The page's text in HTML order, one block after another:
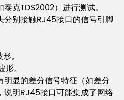
克TDS2002）进行测试。
别接触RJ45接口的信号引脚
。
。
显的差分信号特征（如差分
说明RJ45接口可能集成了网络